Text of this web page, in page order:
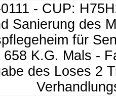
- CUP:
Sanierung des
für
658 K.G. Mals -
des Loses 2